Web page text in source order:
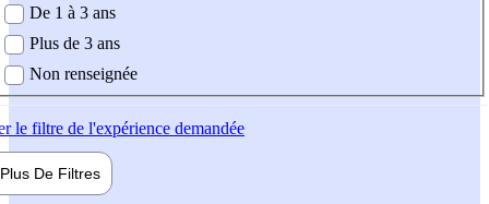
De 1 à 3 ans
Plus de 3 ans
Non renseignée
le filtre de l'expérience demandée
Plus De Filtres